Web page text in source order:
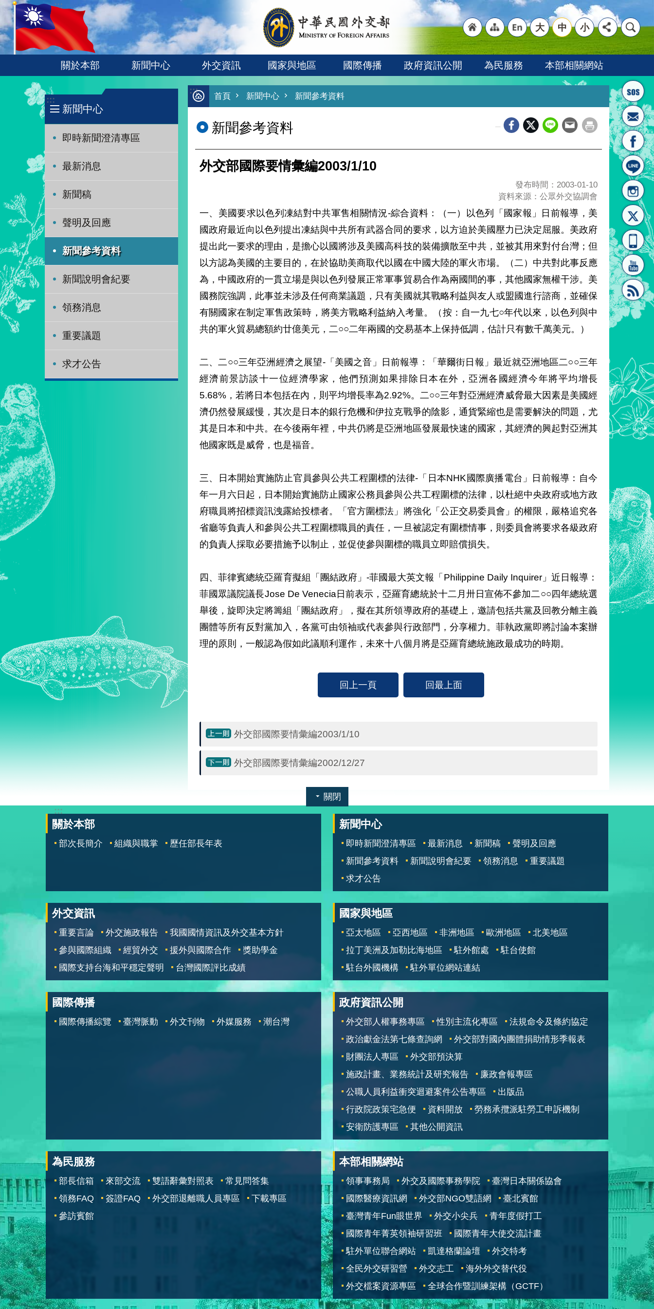
跳到主要內容區塊
:::
首頁
[連
結]"
"網
站導
覽
[連
"英
文語
系"
大 中 小
關於本部 新聞中心 外交資訊 國家與地區 國際傳播 政府資訊公開 為民服務 本部相關網站
:::
新聞中心
即時新聞澄清專區
最新消息
新聞稿
聲明及回應
新聞參考資料
新聞說明會紀要
領務消息
重要議題
求才公告
:::
首頁 新聞中心 新聞參考資料
新聞參考資料
外交部國際要情彙編2003/1/10
發布時間：2003-01-10
資料來源：公眾外交協調會
一、美國要求以色列凍結對中共軍售相關情況-綜合資料：（一）以色列「國家報」日前報導，美
國政府最近向以色列提出凍結與中共所有武器合同的要求，以方迫於美國壓力已決定屈服。美政府
提出此一要求的理由，是擔心以國將涉及美國高科技的裝備擴散至中共，並被其用來對付台灣；但
以方認為美國的主要目的，在於協助美商取代以國在中國大陸的軍火市場。（二）中共對此事反應
為，中國政府的一貫立場是與以色列發展正常軍事貿易合作為兩國間的事，其他國家無權干涉。美
國務院強調，此事並未涉及任何商業議題，只有美國就其戰略利益與友人或盟國進行諮商，並確保
有關國家在制定軍售政策時，將美方戰略利益納入考量。（按：自一九七○年代以來，以色列與中
共的軍火貿易總額約廿億美元，二○○二年兩國的交易基本上保持低調，估計只有數千萬美元。）
二、二○○三年亞洲經濟之展望-「美國之音」日前報導：「華爾街日報」最近就亞洲地區二○○三年
經濟前景訪談十一位經濟學家，他們預測如果排除日本在外，亞洲各國經濟今年將平均增長
5.68%，若將日本包括在內，則平均增長率為2.92%。二○○三年對亞洲經濟威脅最大因素是美國經
濟仍然發展緩慢，其次是日本的銀行危機和伊拉克戰爭的陰影，通貨緊縮也是需要解決的問題，尤
其是日本和中共。在今後兩年裡，中共仍將是亞洲地區發展最快速的國家，其經濟的興起對亞洲其
他國家既是威脅，也是福音。
三、日本開始實施防止官員參與公共工程圍標的法律-「日本NHK國際廣播電台」日前報導：自今
年一月六日起，日本開始實施防止國家公務員參與公共工程圍標的法律，以杜絕中央政府或地方政
府職員將招標資訊洩露給投標者。「官方圍標法」將強化「公正交易委員會」的權限，嚴格追究各
省廳等負責人和參與公共工程圍標職員的責任，一旦被認定有圍標情事，則委員會將要求各級政府
的負責人採取必要措施予以制止，並促使參與圍標的職員立即賠償損失。
四、菲律賓總統亞羅育擬組「團結政府」-菲國最大英文報「Philippine Daily Inquirer」近日報導：
菲國眾議院議長Jose De Venecia日前表示，亞羅育總統於十二月卅日宣佈不參加二○○四年總統選
舉後，旋即決定將籌組「團結政府」，擬在其所領導政府的基礎上，邀請包括共黨及回教分離主義
團體等所有反對黨加入，各黨可由領袖或代表參與行政部門，分享權力。菲執政黨即將討論本案辦
理的原則，一般認為假如此議順利運作，未來十八個月將是亞羅育總統施政最成功的時期。
回上一頁 回最上面
外交部國際要情彙編2003/1/10
外交部國際要情彙編2002/12/27
關閉
:::
關於本部
部次長簡介 組織與職掌 歷任部長年表
新聞中心
即時新聞澄清專區 最新消息 新聞稿
聲明及回應
新聞參考資料
新聞說明會紀要 領務消息
重要議題
求才公告
外交資訊
重要言論 外交施政報告
我國國情資訊及外交基本方針
參與國際組織
經貿外交 援外與國際合作
獎助學金
國際支持台海和平穩定聲明
台灣國際評比成績
國家與地區
亞太地區 亞西地區 非洲地區 歐洲地區
北美地區
拉丁美洲及加勒比海地區
駐外館處
駐台使館
駐台外國機構
駐外單位網站連結
國際傳播
國際傳播綜覽 臺灣脈動 外文刊物 外媒服務 潮台灣
政府資訊公開
外交部人權事務專區 性別主流化專區
法規命令及條約協定
政治獻金法第七條查詢網
外交部對國內團體捐助情形季報表
財團法人專區
外交部預決算
施政計畫、業務統計及研究報告
廉政會報專區
公職人員利益衝突迴避案件公告專區
出版品
行政院政策宅急便
資料開放
勞務承攬派駐勞工申訴機制
安衛防護專區
其他公開資訊
為民服務
部長信箱 來部交流 雙語辭彙對照表
常見問答集
領務FAQ
簽證FAQ 外交部退離職人員專區
下載專區
參訪賓館
本部相關網站
領事事務局 外交及國際事務學院
臺灣日本關係協會
國際醫療資訊網
外交部NGO雙語網
臺北賓館
臺灣青年Fun眼世界
外交小尖兵
青年度假打工
國際青年菁英領袖研習班
國際青年大使交流計畫
駐外單位聯合網站
凱達格蘭論壇
外交特考
全民外交研習營
外交志工
海外外交替代役
外交檔案資源專區
全球合作暨訓練架構（GCTF）